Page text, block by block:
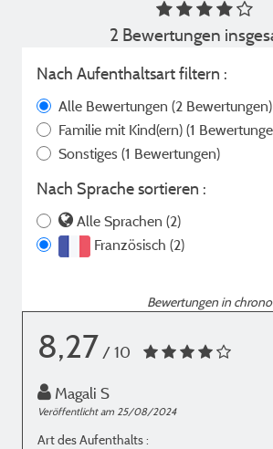
2 Bewertungen
Nach Aufenthaltsart filtern :
Alle Bewertungen (2 Bewertungen)
Familie mit Kind(ern) (1
Sonstiges (1 Bewertungen)
Nach Sprache sortieren :
Alle Sprachen (2)
Französisch (2)
Bewertungen in
8,27 / 10
Magali S
Veröffentlicht am 25/08/2024
Art des Aufenthalts :